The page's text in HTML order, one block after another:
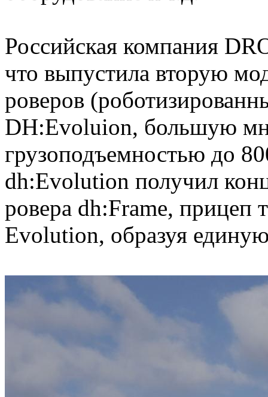
Российская компания
что выпустила вторую
роверов
DH:Evoluion, большую
грузоподъемностью до
dh:Evolution получил
ровера dh:Frame, прицеп
Evolution, образуя